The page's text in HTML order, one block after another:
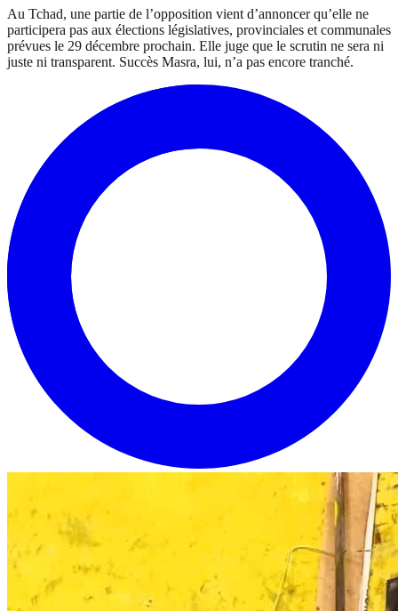
Au Tchad, une partie de l’opposition vient d’annoncer qu’elle ne
participera pas aux élections législatives, provinciales et communales
prévues le 29 décembre prochain. Elle juge que le scrutin ne sera ni
juste ni transparent. Succès Masra, lui, n’a pas encore tranché.